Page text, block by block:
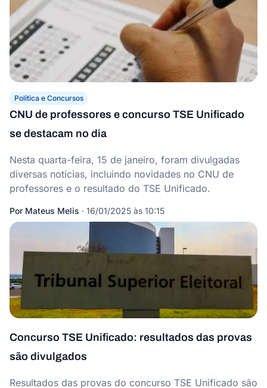
Política e Concursos
CNU de professores e concurso TSE Unificado
se destacam no dia
Nesta quarta-feira, 15 de janeiro, foram divulgadas
diversas notícias, incluindo novidades no CNU de
professores e o resultado do TSE Unificado.
Por Mateus Melis · 16/01/2025 às 10:15
Concurso TSE Unificado: resultados das provas
são divulgados
Resultados das provas do concurso TSE Unificado são